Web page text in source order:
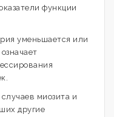
функции
уменьшается или
миозита и
другие